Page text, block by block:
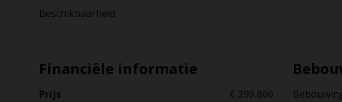
Beschikbaarheid
Financiële informatie
Prijs